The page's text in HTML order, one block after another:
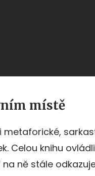
místě
Celou knihu
ně stále